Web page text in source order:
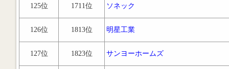
125位 1711位 ソネック
126位 1813位 明星工業
127位 1823位 サンヨーホームズ